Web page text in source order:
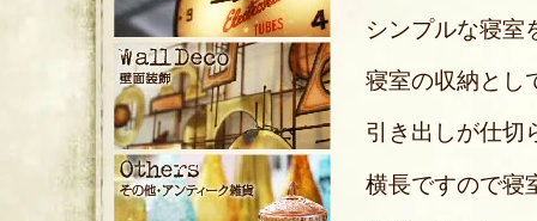
シンプルな寝室
寝室の収納とし
引き出しが仕切
横長ですので寝